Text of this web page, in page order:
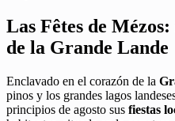
Las Fêtes de
de la Grande Lande
Enclavado en el corazón de la
pinos y los grandes lagos
principios de agosto sus fiestas